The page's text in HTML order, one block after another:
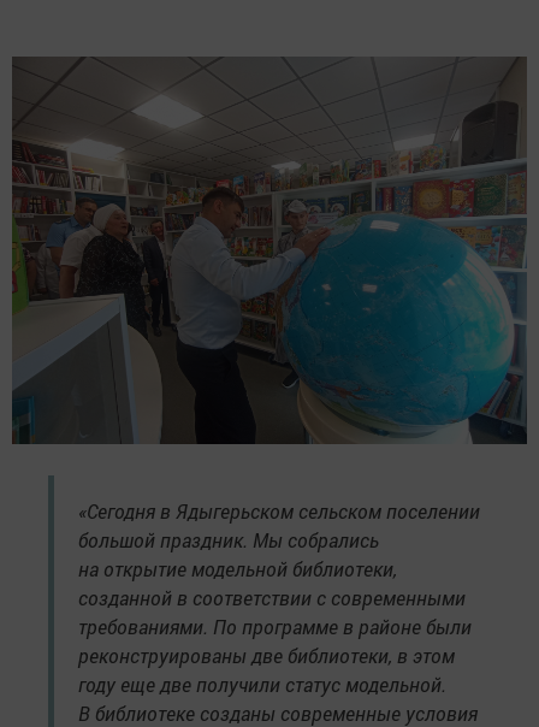
«Сегодня в Ядыгерьском сельском поселении
большой праздник. Мы собрались
на открытие модельной библиотеки,
созданной в соответствии с современными
требованиями. По программе в районе были
реконструированы две библиотеки, в этом
году еще две получили статус модельной.
В библиотеке созданы современные условия